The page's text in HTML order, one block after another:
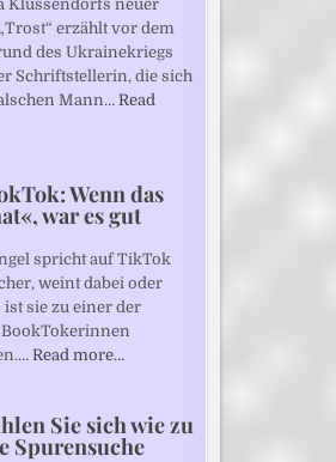
Klüssendorfs neuer
erzählt vor dem
des Ukrainekriegs
Schriftstellerin, die sich
Mann… Read
Wenn das
war es gut
spricht auf TikTok
weint dabei oder
ist sie zu einer der
Read more…
Sie sich wie zu
Spurensuche